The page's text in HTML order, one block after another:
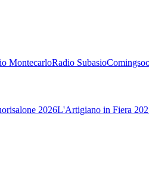
MontecarloRadio Subasio
2026L'Artigiano in Fiera